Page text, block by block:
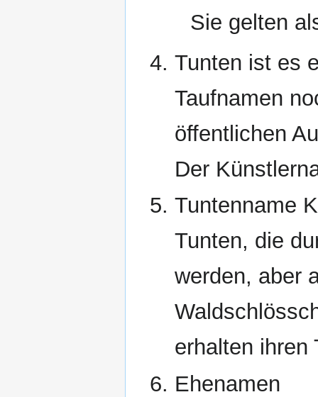
Sie gelten
Tunten ist es
Taufnamen
öffentlichen
Der
Tuntenname
Tunten, die
werden, aber
erhalten ihren
Ehenamen